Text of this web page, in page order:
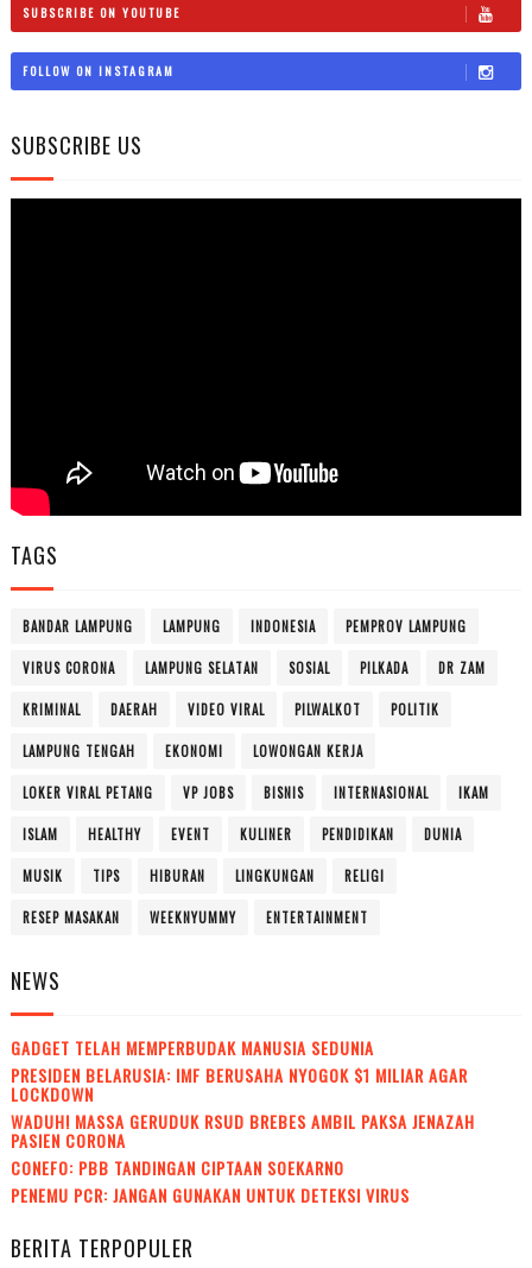
SUBSCRIBE ON YOUTUBE
FOLLOW ON INSTAGRAM
SUBSCRIBE US
TAGS
BANDAR LAMPUNG LAMPUNG INDONESIA PEMPROV LAMPUNG
VIRUS CORONA LAMPUNG SELATAN SOSIAL PILKADA DR ZAM
KRIMINAL DAERAH VIDEO VIRAL PILWALKOT POLITIK
LAMPUNG TENGAH EKONOMI LOWONGAN KERJA
LOKER VIRAL PETANG VP JOBS BISNIS INTERNASIONAL IKAM
ISLAM HEALTHY EVENT KULINER PENDIDIKAN DUNIA
MUSIK TIPS HIBURAN LINGKUNGAN RELIGI
RESEP MASAKAN WEEKNYUMMY ENTERTAINMENT
NEWS
GADGET TELAH MEMPERBUDAK MANUSIA SEDUNIA
PRESIDEN BELARUSIA: IMF BERUSAHA NYOGOK $1 MILIAR AGAR
LOCKDOWN
WADUH! MASSA GERUDUK RSUD BREBES AMBIL PAKSA JENAZAH
PASIEN CORONA
CONEFO: PBB TANDINGAN CIPTAAN SOEKARNO
PENEMU PCR: JANGAN GUNAKAN UNTUK DETEKSI VIRUS
BERITA TERPOPULER